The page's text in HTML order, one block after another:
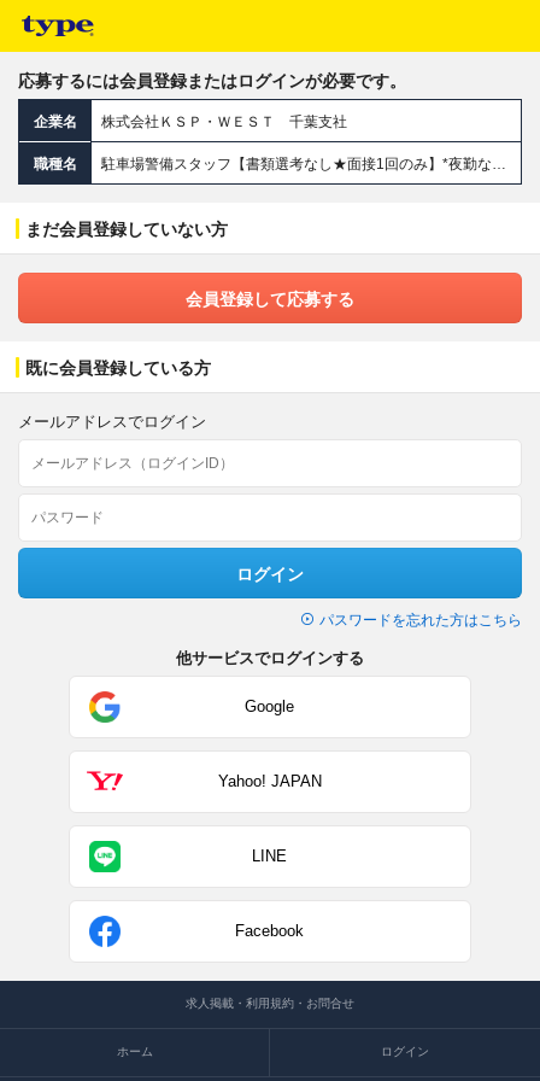
応募するには会員登録またはログインが必要です。
企業名 株式会社ＫＳＰ・ＷＥＳＴ 千葉支社
職種名 駐車場警備スタッフ【書類選考なし★面接1回のみ】*夜勤なし*月給27.6万円～*資格取得支援あり*資格手当あり
まだ会員登録していない方
会員登録して応募する
既に会員登録している方
メールアドレスでログイン
ログイン
パスワードを忘れた方はこちら
他サービスでログインする
Google
Yahoo! JAPAN
LINE
Facebook
求人掲載・利用規約・お問合せ
ホーム ログイン